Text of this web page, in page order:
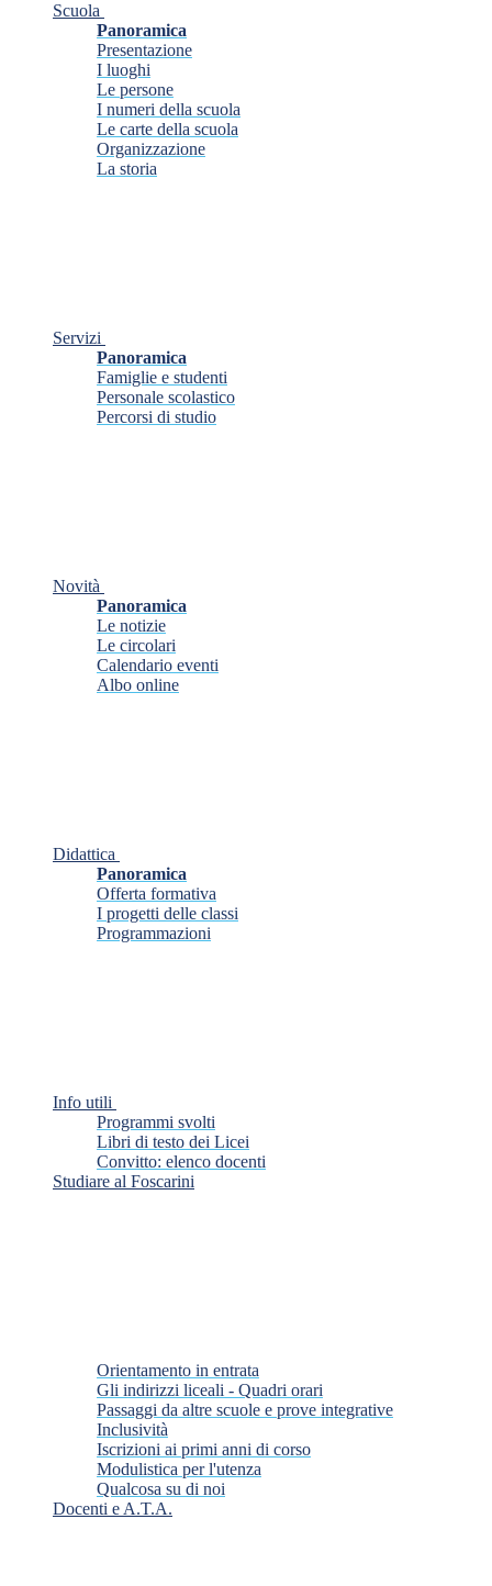
Scuola
Panoramica
Presentazione
I luoghi
Le persone
I numeri della scuola
Le carte della scuola
Organizzazione
La storia
Servizi
Panoramica
Famiglie e studenti
Personale scolastico
Percorsi di studio
Novità
Panoramica
Le notizie
Le circolari
Calendario eventi
Albo online
Didattica
Panoramica
Offerta formativa
I progetti delle classi
Programmazioni
Info utili
Programmi svolti
Libri di testo dei Licei
Convitto: elenco docenti
Studiare al Foscarini
Orientamento in entrata
Gli indirizzi liceali - Quadri orari
Passaggi da altre scuole e prove integrative
Inclusività
Iscrizioni ai primi anni di corso
Modulistica per l'utenza
Qualcosa su di noi
Docenti e A.T.A.